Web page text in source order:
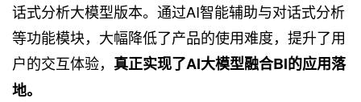
话式分析大模型版本。通过AI智能辅助与对话式分析
等功能模块，大幅降低了产品的使用难度，提升了用
户的交互体验， 真正实现了AI大模型融合BI的应用落
地。